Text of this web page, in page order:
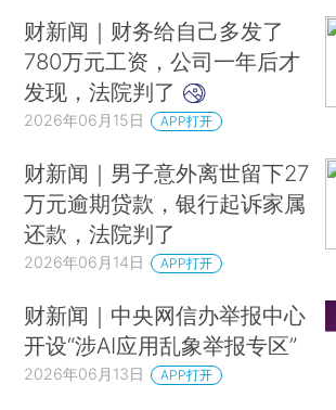
首尔市长吴世勋 ，被求刑
国务院印发《实施就业优先战略“十五
台湾网红“馆长”，多个账号遭永久封禁
外交部：威胁中国驻日使领馆安全的
外交部：中方决定向伊朗和黎巴嫩提供
国家禁毒办介绍中美禁毒合作情况
财新闻｜财务给自己多发了
780万元工资，公司一年后才
发现，法院判了
2026年06月15日 APP打开
财新闻｜男子意外离世留下27
万元逾期贷款，银行起诉家属
还款，法院判了
2026年06月14日 APP打开
财新闻｜中央网信办举报中心
开设“涉AI应用乱象举报专区”
2026年06月13日 APP打开